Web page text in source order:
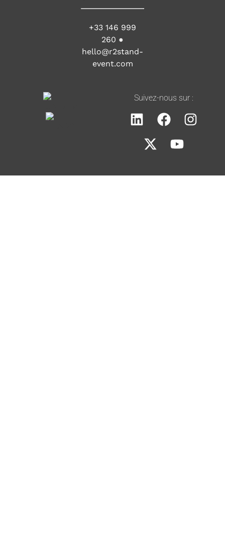
+33 146 999
260 ●
hello@r2stand-
event.com
Suivez-nous sur :